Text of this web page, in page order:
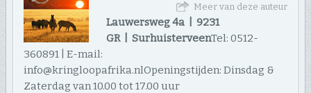
Meer van deze auteur
Lauwersweg 4a | 9231
GR | SurhuisterveenTel: 0512-
360891 | E-mail:
info@kringloopafrika.nlOpeningstijden: Dinsdag &
Zaterdag van 10.00 tot 17.00 uur